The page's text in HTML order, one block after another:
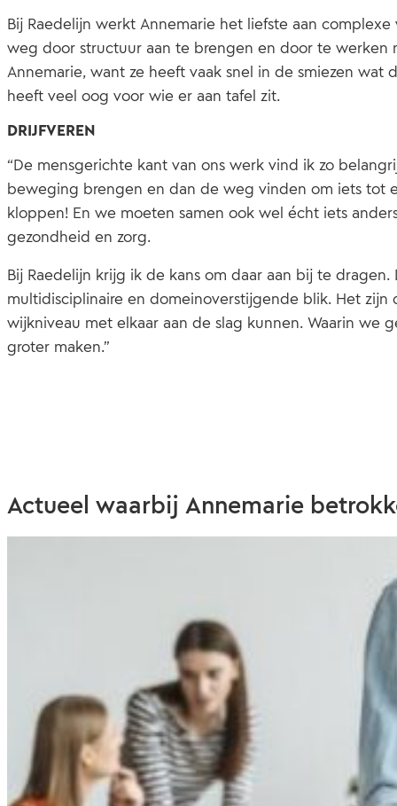
Bij Raedelijn werkt Annemarie het liefste aan
weg door structuur aan te brengen en door te werken
Annemarie, want ze heeft vaak snel in de smiezen
heeft veel oog voor wie er aan tafel zit.
DRIJFVEREN
“De mensgerichte kant van ons werk vind ik zo
beweging brengen en dan de weg vinden om iets tot
kloppen! En we moeten samen ook wel écht iets
gezondheid en zorg.
Bij Raedelijn krijg ik de kans om daar aan bij te
multidisciplinaire en domeinoverstijgende blik. Het
wijkniveau met elkaar aan de slag kunnen. Waarin we
groter maken.”
Actueel waarbij Annemarie